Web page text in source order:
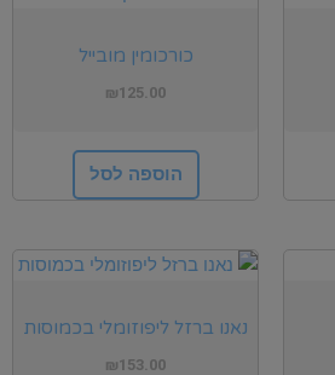
כורכומין מובייל
₪125.00
הוספה לסל
נאנו ברזל ליפוזומלי בכמוסות
₪153.00